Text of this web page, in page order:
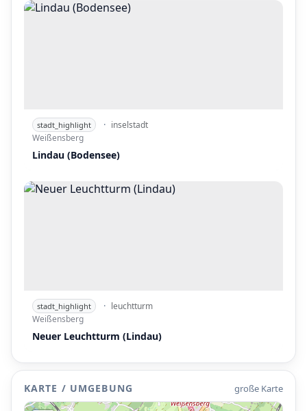
stadt_highlight · inselstadt
Weißensberg
Lindau (Bodensee)
stadt_highlight · leuchtturm
Weißensberg
Neuer Leuchtturm (Lindau)
KARTE / UMGEBUNG große Karte
P